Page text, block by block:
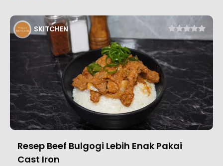
SKITCHEN
Resep Beef Bulgogi Lebih Enak Pakai
Cast Iron